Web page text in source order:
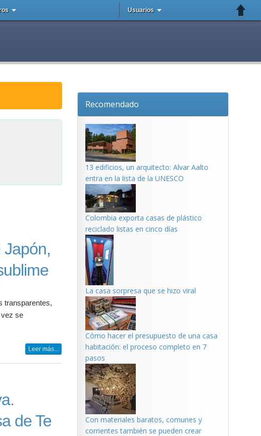
Usuarios
Japón,
transparentes,
se
Leer más...
de Te
Recomendado
13 edificios, un arquitecto: Alvar Aalto
entra en la lista de la UNESCO
Colombia exporta casas de plástico
reciclado listas en cinco días
La casa sorpresa que se hizo viral
Cómo hacer el presupuesto de una casa
habitación: el proceso completo en 7
pasos
Con materiales baratos, comunes y
corrientes también se pueden crear